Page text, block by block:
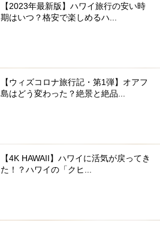
【2023年最新版】ハワイ旅行の安い時
期はいつ？格安で楽しめるハ...
【ウィズコロナ旅行記・第1弾】オアフ
島はどう変わった？絶景と絶品...
【4K HAWAII】ハワイに活気が戻ってき
た！？ハワイの「クヒ...